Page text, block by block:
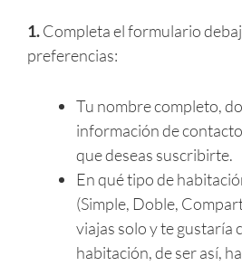
1.Completa el formulario
preferencias:
Tu nombre completo,
información de
que deseas suscribirte.
En qué tipo de
(Simple, Doble,
viajas solo y te gustaría
habitación, de ser así,